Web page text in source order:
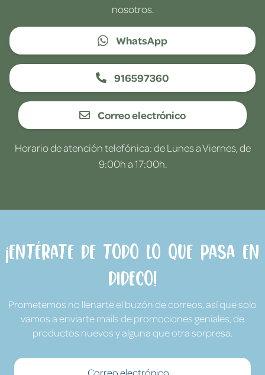
nosotros.
WhatsApp
916597360
Correo electrónico
Horario de atención telefónica: de Lunes a Viernes, de
9:00h a 17:00h.
¡Entérate de todo lo que pasa en
Dideco!
Prometemos no llenarte el buzón de correos, así que solo
vamos a enviarte mails de promociones geniales, de
productos nuevos y alguna que otra sorpresa.